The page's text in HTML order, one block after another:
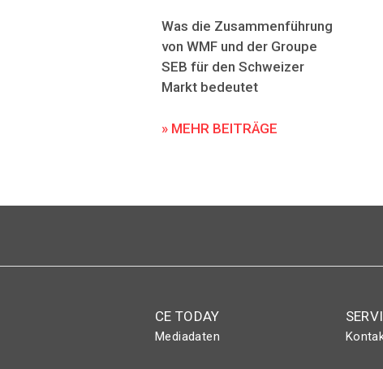
Was die Zusammenführung
von WMF und der Groupe
SEB für den Schweizer
Markt bedeutet
» MEHR BEITRÄGE
CE TODAY
Mediadaten